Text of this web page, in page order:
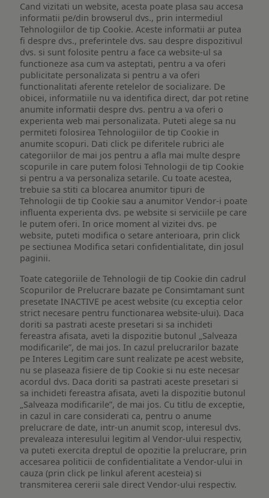
Cand vizitati un website, acesta poate plasa sau accesa
informatii pe/din browserul dvs., prin intermediul
Tehnologiilor de tip Cookie. Aceste informatii ar putea
fi despre dvs., preferintele dvs. sau despre dispozitivul
dvs. si sunt folosite pentru a face ca website-ul sa
functioneze asa cum va asteptati, pentru a va oferi
publicitate personalizata si pentru a va oferi
functionalitati aferente retelelor de socializare. De
obicei, informatiile nu va identifica direct, dar pot retine
anumite informatii despre dvs. pentru a va oferi o
experienta web mai personalizata. Puteti alege sa nu
permiteti folosirea Tehnologiilor de tip Cookie in
anumite scopuri. Dati click pe diferitele rubrici ale
categoriilor de mai jos pentru a afla mai multe despre
scopurile in care putem folosi Tehnologii de tip Cookie
si pentru a va personaliza setarile. Cu toate acestea,
trebuie sa stiti ca blocarea anumitor tipuri de
Tehnologii de tip Cookie sau a anumitor Vendor-i poate
influenta experienta dvs. pe website si serviciile pe care
le putem oferi. In orice moment al vizitei dvs. pe
website, puteti modifica o setare anterioara, prin click
pe sectiunea Modifica setari confidentialitate, din josul
paginii.
Toate categoriile de Tehnologii de tip Cookie din cadrul
Scopurilor de Prelucrare bazate pe Consimtamant sunt
presetate INACTIVE pe acest website (cu exceptia celor
strict necesare pentru functionarea website-ului). Daca
doriti sa pastrati aceste presetari si sa inchideti
fereastra afisata, aveti la dispozitie butonul „Salveaza
modificarile”, de mai jos. In cazul prelucrarilor bazate
pe Interes Legitim care sunt realizate pe acest website,
nu se plaseaza fisiere de tip Cookie si nu este necesar
acordul dvs. Daca doriti sa pastrati aceste presetari si
sa inchideti fereastra afisata, aveti la dispozitie butonul
„Salveaza modificarile”, de mai jos. Cu titlu de exceptie,
in cazul in care considerati ca, pentru o anume
prelucrare de date, intr-un anumit scop, interesul dvs.
prevaleaza interesului legitim al Vendor-ului respectiv,
va puteti exercita dreptul de opozitie la prelucrare, prin
accesarea politicii de confidentialitate a Vendor-ului in
cauza (prin click pe linkul aferent acesteia) si
transmiterea cererii sale direct Vendor-ului respectiv.